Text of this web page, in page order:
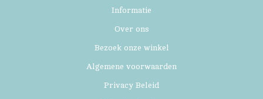
Informatie
Over ons
Bezoek onze winkel
Algemene voorwaarden
Privacy Beleid